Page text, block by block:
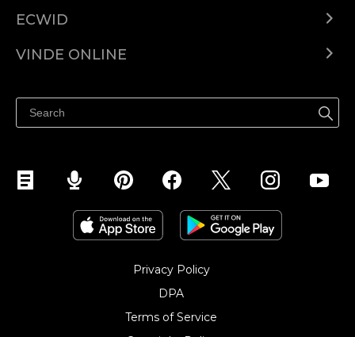
ECWID
Prețuri
VINDE ONLINE
Vinde pe Facebook
Vinde pe Instagram
Privacy Policy
DPA
Terms of Service